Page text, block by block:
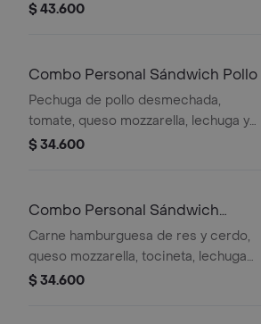
$ 43.600
Combo Personal Sándwich Pollo
Pechuga de pollo desmechada,
tomate, queso mozzarella, lechuga y
mayonesa, papas a la francesa y
$ 34.600
Combo Personal Sándwich
Burguer
Carne hamburguesa de res y cerdo,
queso mozzarella, tocineta, lechuga
Batavia, tomate, pepinillos, salsa BBQ
$ 34.600